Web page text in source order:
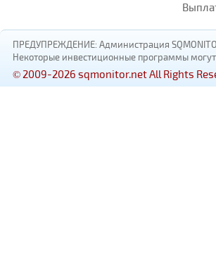
ПРЕДУПРЕЖДЕНИЕ: Администрация
Некоторые инвестиционные программы
© 2009-2026 sqmonitor.net All Rights